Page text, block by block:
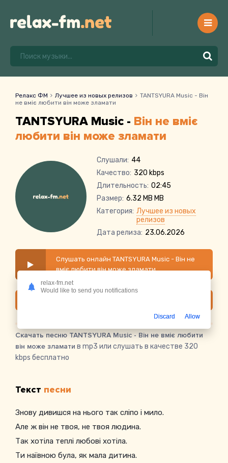
Релакс ФМ Лучшее из новых релизов
TANTSYURA Music - Він
не вміє любити він може зламати
TANTSYURA Music - Він не вміє
любити він може зламати
Слушали: 44
Качество: 320 kbps
Длительность: 02:45
Размер: 6.32 MB MB
Категория: Лучшее из новых
релизов
Дата релиза: 23.06.2026
Слушать онлайн TANTSYURA Music - Він не
вміє любити він може зламати
Скачать песню TANTSYURA Music - Він не вміє любити
він може зламати в mp3 или слушать в качестве 320
kbps бесплатно
Текст песни
Знову дивишся на нього так сліпо і мило.
Але ж він не твоя, не твоя людина.
Так хотіла теплі любові хотіла.
Ти наївною була, як мала дитина.
relax-fm.net
Would like to send you notifications
Discard Allow